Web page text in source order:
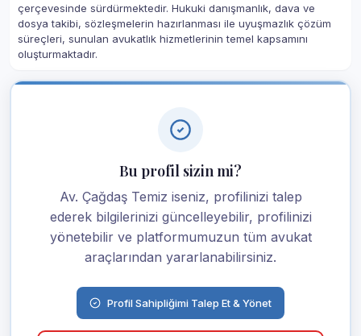
çerçevesinde sürdürmektedir. Hukuki danışmanlık, dava ve
dosya takibi, sözleşmelerin hazırlanması ile uyuşmazlık çözüm
süreçleri, sunulan avukatlık hizmetlerinin temel kapsamını
oluşturmaktadır.
Bu profil sizin mi?
Av. Çağdaş Temiz iseniz, profilinizi talep
ederek bilgilerinizi güncelleyebilir, profilinizi
yönetebilir ve platformumuzun tüm avukat
araçlarından yararlanabilirsiniz.
Profil Sahipliğimi Talep Et & Yönet